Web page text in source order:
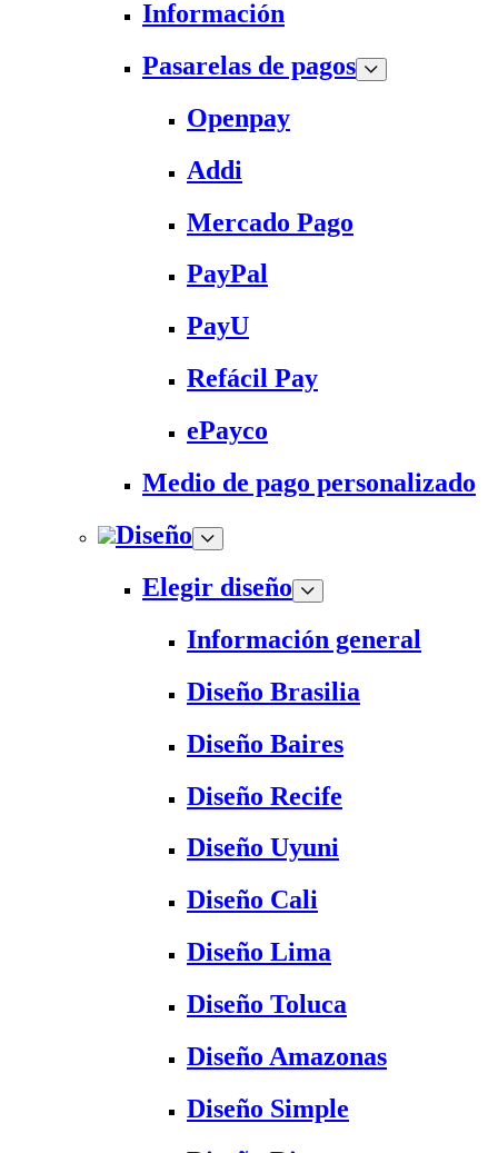
Información
Pasarelas de pagos
Openpay
Addi
Mercado Pago
PayPal
PayU
Refácil Pay
ePayco
Medio de pago personalizado
Diseño
Elegir diseño
Información general
Diseño Brasilia
Diseño Baires
Diseño Recife
Diseño Uyuni
Diseño Cali
Diseño Lima
Diseño Toluca
Diseño Amazonas
Diseño Simple